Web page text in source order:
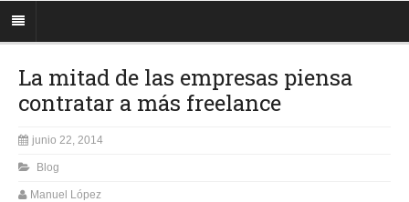
La mitad de las empresas piensa
contratar a más freelance
junio 22, 2014
Blog
Manuel López